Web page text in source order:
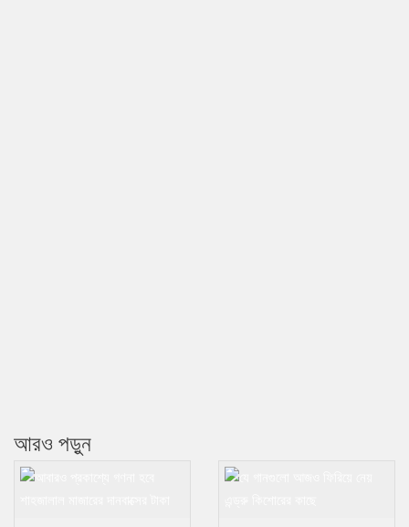
আরও পড়ুন